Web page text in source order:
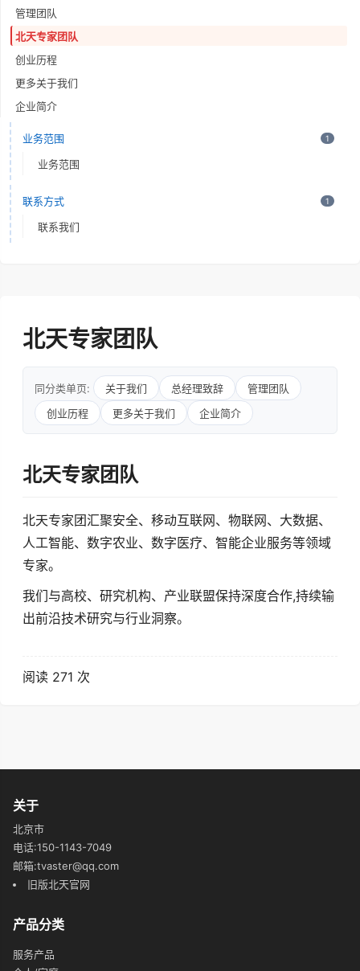
管理团队
北天专家团队
创业历程
更多关于我们
企业简介
业务范围 1
业务范围
联系方式 1
联系我们
北天专家团队
同分类单页: 关于我们 总经理致辞
管理团队
创业历程
更多关于我们 企业简介
北天专家团队
北天专家团汇聚安全、移动互联网、物联网、大数据、
人工智能、数字农业、数字医疗、智能企业服务等领域
专家。
我们与高校、研究机构、产业联盟保持深度合作,持续输
出前沿技术研究与行业洞察。
阅读 271 次
关于
北京市
电话:150-1143-7049
邮箱:tvaster@qq.com
旧版北天官网
产品分类
服务产品